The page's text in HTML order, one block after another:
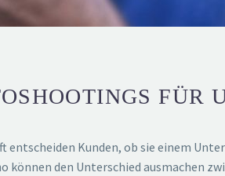
FÜR
Kunden, ob sie einem
den Unterschied ausmachen